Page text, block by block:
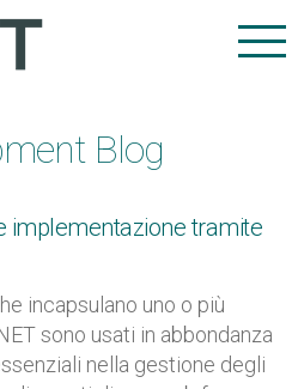
Blog
implementazione tramite
incapsulano uno o più
sono usati in abbondanza
nella gestione degli